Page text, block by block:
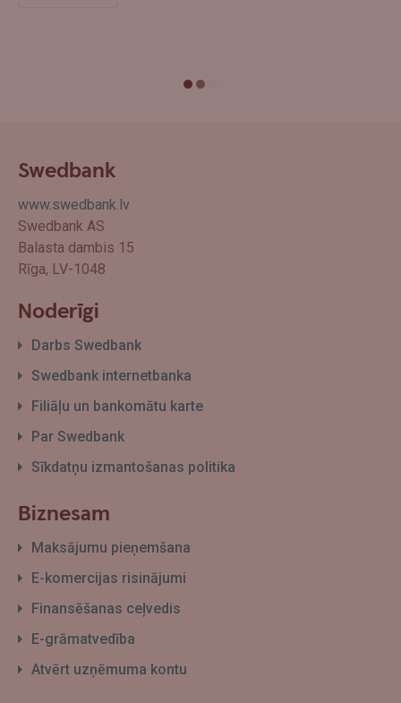
Swedbank
www.swedbank.lv
Swedbank AS
Balasta dambis 15
Rīga, LV-1048
Noderīgi
Darbs Swedbank
Swedbank internetbanka
Filiāļu un bankomātu karte
Par Swedbank
Sīkdatņu izmantošanas politika
Biznesam
Maksājumu pieņemšana
E-komercijas risinājumi
Finansēšanas ceļvedis
E-grāmatvedība
Atvērt uzņēmuma kontu